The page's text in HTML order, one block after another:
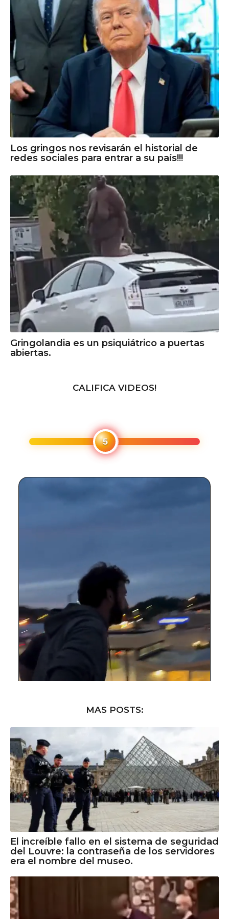
Los gringos nos revisarán el historial de
redes sociales para entrar a su país!!!
Gringolandia es un psiquiátrico a puertas
abiertas.
CALIFICA VIDEOS!
MAS POSTS:
El increíble fallo en el sistema de seguridad
del Louvre: la contraseña de los servidores
era el nombre del museo.